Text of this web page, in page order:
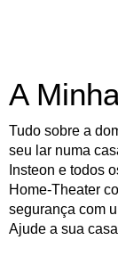
A
Tudo sobre a
seu lar numa
Insteon e todos
Home-Theater
segurança com
Ajude a sua